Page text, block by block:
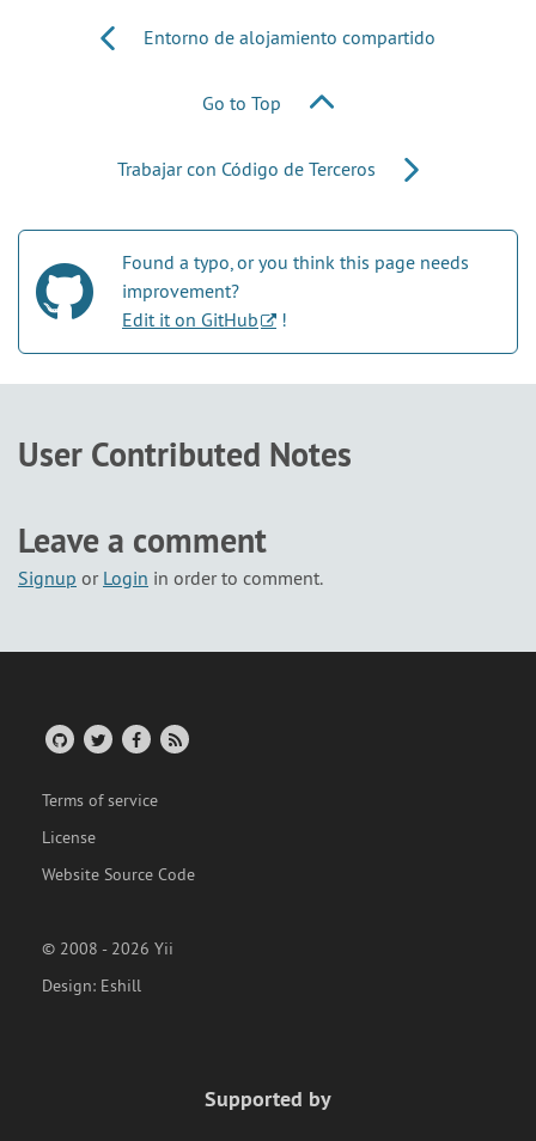
Entorno de alojamiento compartido
Go to Top
Trabajar con Código de Terceros
Found a typo, or you think this page needs
improvement?
Edit it on GitHub
!
User Contributed Notes
Leave a comment
Signup or Login in order to comment.
Terms of service
License
Website Source Code
© 2008 - 2026 Yii
Design: Eshill
Supported by